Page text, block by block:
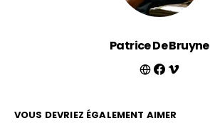
Patrice De Bruyne
VOUS DEVRIEZ ÉGALEMENT AIMER